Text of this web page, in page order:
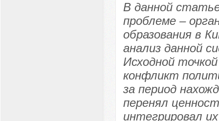
В данной
проблеме –
образования в
анализ данной
Исходной
конфликт
за период
перенял
интегрировал